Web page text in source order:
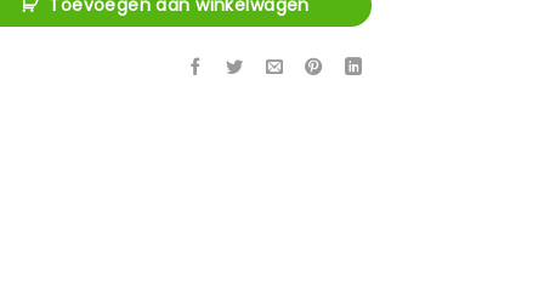
Toevoegen aan winkelwagen